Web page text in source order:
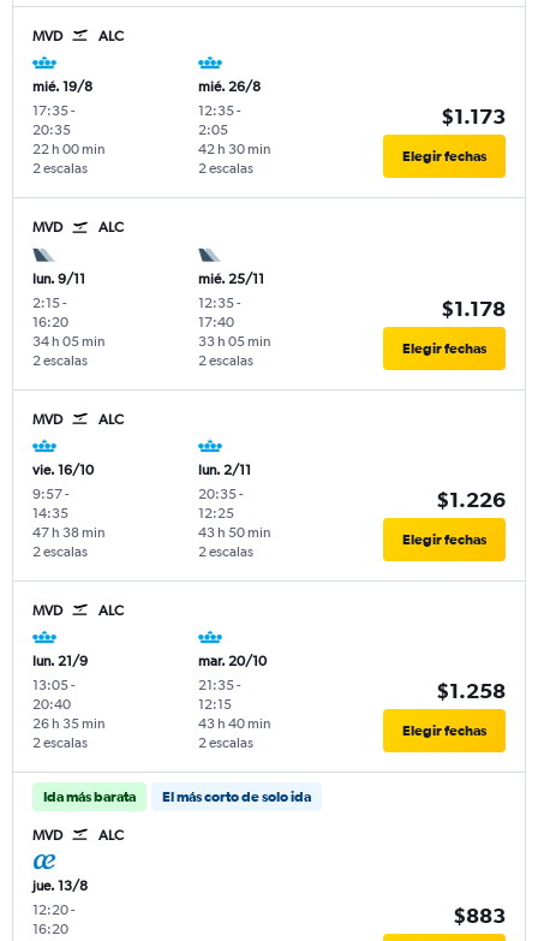
MVD ALC
mié. 19/8
17:35-
20:35
2 escalas
22 h 00 min
mié. 26/8
12:35-
2:05
2 escalas
42 h 30 min
$1.173
Elegir fechas
MVD ALC
lun. 9/11
2:15-
16:20
2 escalas
34 h 05 min
mié. 25/11
12:35-
17:40
2 escalas
33 h 05 min
$1.178
Elegir fechas
MVD ALC
vie. 16/10
9:57-
14:35
2 escalas
47 h 38 min
lun. 2/11
20:35-
12:25
2 escalas
43 h 50 min
$1.226
Elegir fechas
MVD ALC
lun. 21/9
13:05-
20:40
2 escalas
26 h 35 min
mar. 20/10
21:35-
12:15
2 escalas
43 h 40 min
$1.258
Elegir fechas
Ida más barata El más corto de solo ida
MVD ALC
jue. 13/8
12:20-
16:20
$883